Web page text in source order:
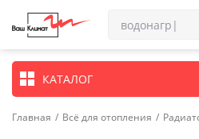
КАТАЛОГ
Главная / Всё для отопления /